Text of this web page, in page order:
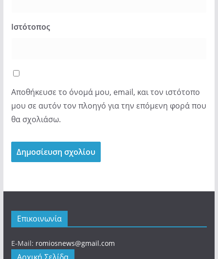
Ιστότοπος
Αποθήκευσε το όνομά μου, email, και τον ιστότοπο
μου σε αυτόν τον πλοηγό για την επόμενη φορά που
θα σχολιάσω.
Επικοινωνία
E-Mail: romiosnews@gmail.com